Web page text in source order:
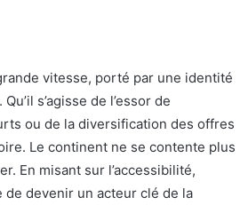
vitesse, porté par une identité
s’agisse de l’essor de
ou de la diversification des offres
Le continent ne se contente plus
En misant sur l’accessibilité,
de devenir un acteur clé de la